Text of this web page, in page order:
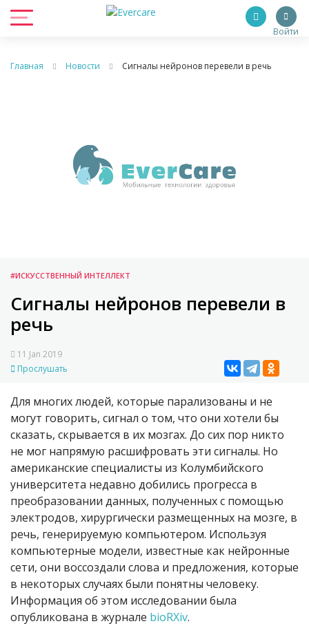
Войти
Главная Новости Сигналы нейронов перевели в речь
#ИСКУССТВЕННЫЙ ИНТЕЛЛЕКТ
Сигналы нейронов перевели в
речь
11 Jan 2019
Прослушать
Для многих людей, которые парализованы и не
могут говорить, сигнал о том, что они хотели бы
сказать, скрывается в их мозгах. До сих пор никто
не мог напрямую расшифровать эти сигналы. Но
американские специалисты из Колумбийского
университета недавно добились прогресса в
преобразовании данных, полученных с помощью
электродов, хирургически размещенных на мозге, в
речь, генерируемую компьютером. Используя
компьютерные модели, известные как нейронные
сети, они воссоздали слова и предложения, которые
в некоторых случаях были понятны человеку.
Информация об этом исследовании была
опубликована в журнале bioRXiv.